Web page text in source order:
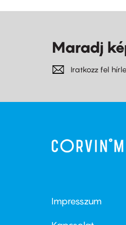
Maradj
Iratkozz fel
Footer
Impresszum